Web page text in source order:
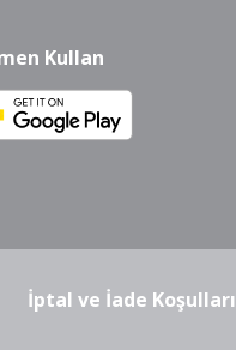
Kullan
İptal ve İade Koşulları